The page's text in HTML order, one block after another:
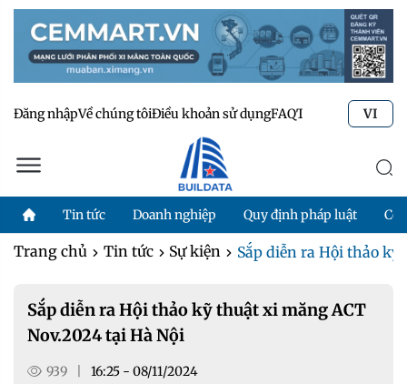
Đăng nhậpVề chúng tôiĐiều khoản sử dụngFAQTư vấn kỹ thuật
VI
Tin tức Doanh nghiệp Quy định pháp luật
Trang chủ Tin tức Sự kiện Sắp diễn ra Hội thảo kỹ
Sắp diễn ra Hội thảo kỹ thuật xi măng ACT
Nov.2024 tại Hà Nội
939 16:25 - 08/11/2024